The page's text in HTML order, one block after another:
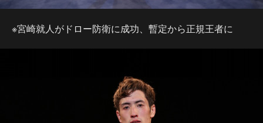
※宮崎就人がドロー防衛に成功、暫定から正規王者に